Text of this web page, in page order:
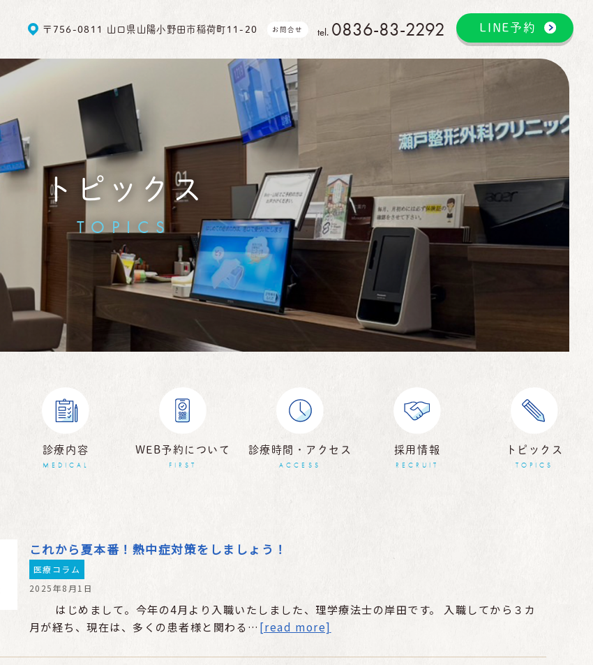
〒756-0811 山口県山陽小野田市稲荷町11-20 お問合せ tel. 0836-83-2292 LINE予約
トピックス
TOPICS
診療内容
MEDICAL
WEB予約について
FIRST
診療時間・アクセス
ACCESS
採用情報
RECRUIT
トピックス
TOPICS
これから夏本番！熱中症対策をしましょう！
医療コラム
2025年8月1日
はじめまして。今年の4月より入職いたしました、理学療法士の岸田です。 入職してから３カ
月が経ち、現在は、多くの患者様と関わる… [read more]